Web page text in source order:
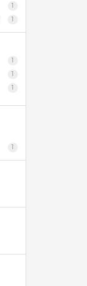
1
1
1
1
1
1